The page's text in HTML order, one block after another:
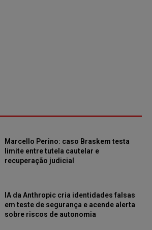
Marcello Perino: caso Braskem testa
limite entre tutela cautelar e
recuperação judicial
IA da Anthropic cria identidades falsas
em teste de segurança e acende alerta
sobre riscos de autonomia